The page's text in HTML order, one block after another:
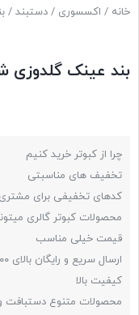
خانه / اکسسوری / دستبند /
بند عینک گلدوزی
چرا از کبوتر خرید کنیم
تخفیف های مناسبتی
کدهای تخفیفی برای
محصولات کبوتر گالری
قیمت خیلی مناسب
ارسال سریع و رایگان بالای ۸۰۰هزار تومن
کیفیت بالا
محصولات متنوع دستبافت